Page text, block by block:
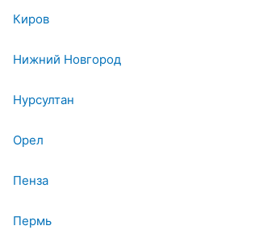
Киров
Нижний Новгород
Нурсултан
Орел
Пенза
Пермь